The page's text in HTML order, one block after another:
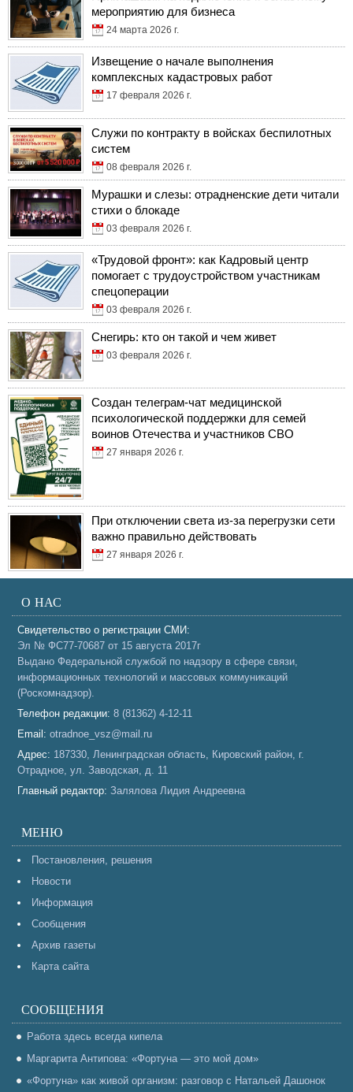
мероприятию для бизнеса
24 марта 2026 г.
Извещение о начале выполнения
комплексных кадастровых работ
17 февраля 2026 г.
Служи по контракту в войсках беспилотных
систем
08 февраля 2026 г.
Мурашки и слезы: отрадненские дети читали
стихи о блокаде
03 февраля 2026 г.
«Трудовой фронт»: как Кадровый центр
помогает с трудоустройством участникам
спецоперации
03 февраля 2026 г.
Снегирь: кто он такой и чем живет
03 февраля 2026 г.
Создан телеграм-чат медицинской
психологической поддержки для семей
воинов Отечества и участников СВО
27 января 2026 г.
При отключении света из-за перегрузки сети
важно правильно действовать
27 января 2026 г.
О НАС
Свидетельство о регистрации СМИ:
Эл № ФС77-70687 от 15 августа 2017г
Выдано Федеральной службой по надзору в сфере связи,
информационных технологий и массовых коммуникаций
(Роскомнадзор).
Телефон редакции: 8 (81362) 4-12-11
Email: otradnoe_vsz@mail.ru
Адрес: 187330, Ленинградская область, Кировский район, г.
Отрадное, ул. Заводская, д. 11
Главный редактор: Залялова Лидия Андреевна
МЕНЮ
Постановления, решения
Новости
Информация
Сообщения
Архив газеты
Карта сайта
СООБЩЕНИЯ
Работа здесь всегда кипела
Маргарита Антипова: «Фортуна — это мой дом»
«Фортуна» как живой организм: разговор с Натальей Дашонок